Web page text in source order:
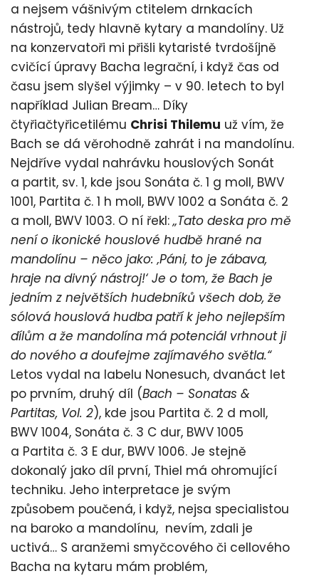
a nejsem vášnivým ctitelem drnkacích
nástrojů, tedy hlavně kytary a mandolíny. Už
na konzervatoři mi přišli kytaristé tvrdošíjně
cvičící úpravy Bacha legrační, i když čas od
času jsem slyšel výjimky – v 90. letech to byl
například Julian Bream… Díky
čtyřiačtyřicetilému Chrisi Thilemu už vím, že
Bach se dá věrohodně zahrát i na mandolínu.
Nejdříve vydal nahrávku houslových Sonát
a partit, sv. 1, kde jsou Sonáta č. 1 g moll, BWV
1001, Partita č. 1 h moll, BWV 1002 a Sonáta č. 2
a moll, BWV 1003. O ní řekl:„Tato deska pro mě
není o ikonické houslové hudbě hrané na
mandolínu – něco jako: ‚Páni, to je zábava,
hraje na divný nástroj!‘ Je o tom, že Bach je
jedním z největších hudebníků všech dob, že
sólová houslová hudba patří k jeho nejlepším
dílům a že mandolína má potenciál vrhnout ji
do nového a doufejme zajímavého světla.“
Letos vydal na labelu Nonesuch, dvanáct let
po prvním, druhý díl (Bach – Sonatas &
Partitas, Vol. 2), kde jsou Partita č. 2 d moll,
BWV 1004, Sonáta č. 3 C dur, BWV 1005
a Partita č. 3 E dur, BWV 1006. Je stejně
dokonalý jako díl první, Thiel má ohromující
techniku. Jeho interpretace je svým
způsobem poučená, i když, nejsa specialistou
na baroko a mandolínu, nevím, zdali je
uctivá… S aranžemi smyčcového či cellového
Bacha na kytaru mám problém,